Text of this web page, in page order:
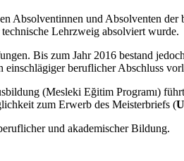
Absolventinnen und Absolventen der
Lehrzweig absolviert wurde.
Bis zum Jahr 2016 bestand
beruflicher Abschluss
(Mesleki Eğitim Programı)
zum Erwerb des Meisterbriefs (
und akademischer Bildung.